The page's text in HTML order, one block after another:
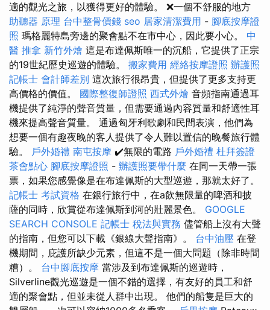
適的觀光之旅，以獲得更好的體驗。 ❌一個不舒服的地方
助聽器 原理 台中整骨價錢 seo 居家清潔費用 - 腳底按摩證
照 瑪格麗特島旁邊的聚會點不在市中心，因此要小心。 中
醫 推拿 新竹外燴 這是布達佩斯唯一的沉船，它提供了正宗
的19世紀歷史巡遊的體驗。 搬家費用 經絡按摩證照 辦護照
記帳士 會計師差別 這次旅行很昂貴，但提供了更多支持更
高價格的價值。 國際整復師證照 西式外燴 音頻指南通過耳
機提供了純淨的聲音質量，但需要通過內容質量和舒適性耳
機來提高聲音質量。 通過匈牙利歌劇和民間表演，他們為
想要一個有趣夜晚的客人提供了令人難以置信的晚餐旅行體
驗。 戶外婚禮 南屯按摩 ✔️無限的電路 戶外婚禮 杜拜簽證
茶會點心 腳底按摩證照 - 辦護照要帶什麼 在同一天帶一張
票，如果您感覺像是在布達佩斯的大型巡遊，那就太好了。
記帳士 考試資格 在銀行旅行中，在a飲無限量的啤酒和披
薩的同時，欣賞從布達佩斯到河的壯麗景色。 GOOGLE
SEARCH CONSOLE 記帳士 稅法與實務 儘管船上沒有大聲
的​​指南，但您可以下載《銀線大聲指南》。 台中油壓 在登
機期間，庇護所缺少元素，但這不是一個大問題（除非時間
糟）。 台中腳底按摩 當涉及到布達佩斯的巡遊時，
Silverline觀光巡遊是一個不錯的選擇，有友好的員工和舒
適的聚會點，但並未從人群中出現。 他們的船隻是巨大的